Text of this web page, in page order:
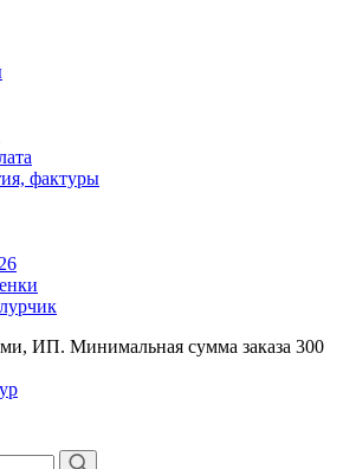
фактуры
ИП. Минимальная сумма заказа 300